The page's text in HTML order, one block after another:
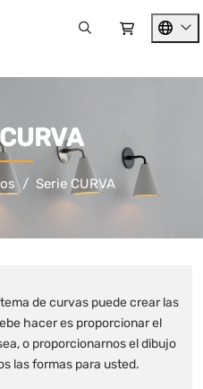
Serie CURVA
de curvas puede crear las
hacer es proporcionar el
o proporcionarnos el dibujo
las formas para usted.